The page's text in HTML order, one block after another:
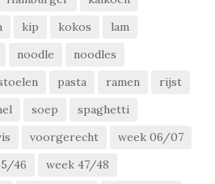
kip kokos
lam
noodle
noodles
pasta ramen
rijst
soep
spaghetti
voorgerecht
week 06/07
46
week 47/48